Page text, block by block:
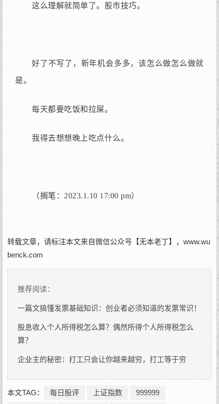
这么理解就简单了。股市技巧。
好了不写了，新年机会多多，该怎么做怎么做就
是。
每天都要吃饭和拉屎。
我得去想想晚上吃点什么。
（搁笔：2023.1.10 17:00 pm）
转载文章，请标注本文来自微信公众号【无本老丁】，www.wu
benck.com
推荐阅读：
一篇文搞懂发票基础知识：创业者必须知道的发票常识！
股息收入个人所得税怎么算？偶然所得个人所得税怎么
算？
企业主的秘密：打工只会让你越来越穷，打工等于穷
本文TAG： 每日股评 上证指数
999999